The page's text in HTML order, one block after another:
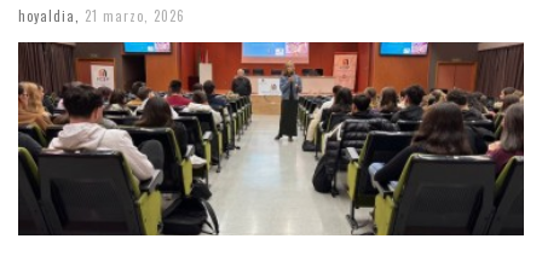
hoyaldia 21 marzo, 2026